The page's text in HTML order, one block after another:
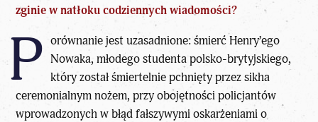
zginie w natłoku codziennych wiadomości?
P orównanie jest uzasadnione: śmierć Henry’ego
Nowaka, młodego studenta polsko-brytyjskiego,
który został śmiertelnie pchnięty przez sikha
ceremonialnym nożem, przy obojętności policjantów
wprowadzonych w błąd fałszywymi oskarżeniami o